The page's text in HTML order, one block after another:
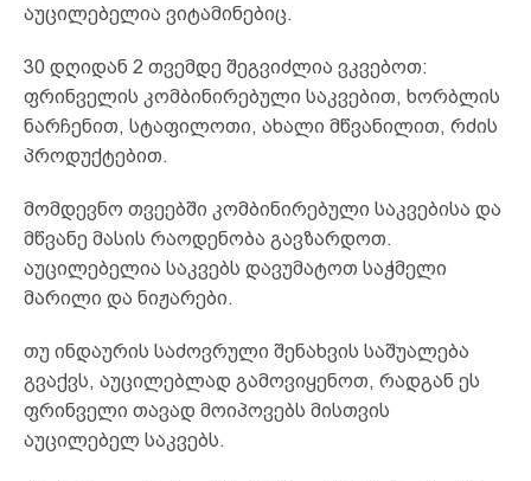
აუცილებელია ვიტამინებიც.
30 დღიდან 2 თვემდე შეგვიძლია ვკვებოთ:
ფრინველის კომბინირებული საკვებით, ხორბლის
ნარჩენით, სტაფილოთი, ახალი მწვანილით, რძის
პროდუქტებით.
მომდევნო თვეებში კომბინირებული საკვებისა და
მწვანე მასის რაოდენობა გავზარდოთ.
აუცილებელია საკვებს დავუმატოთ საჭმელი
მარილი და ნიჟარები.
თუ ინდაურის საძოვრული შენახვის საშუალება
გვაქვს, აუცილებლად გამოვიყენოთ, რადგან ეს
ფრინველი თავად მოიპოვებს მისთვის
აუცილებელ საკვებს.